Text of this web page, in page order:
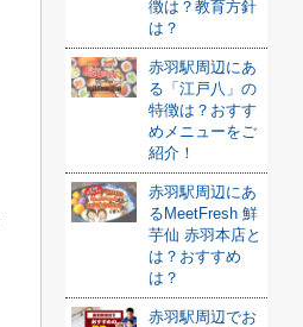
徴は？教育方針
は？
赤羽駅周辺にあ
る「江戸八」の
特徴は？おすす
めメニューをご
紹介！
赤羽駅周辺にあ
るMeetFresh 鮮
芋仙 赤羽本店と
は？おすすめ
は？
赤羽駅周辺でお